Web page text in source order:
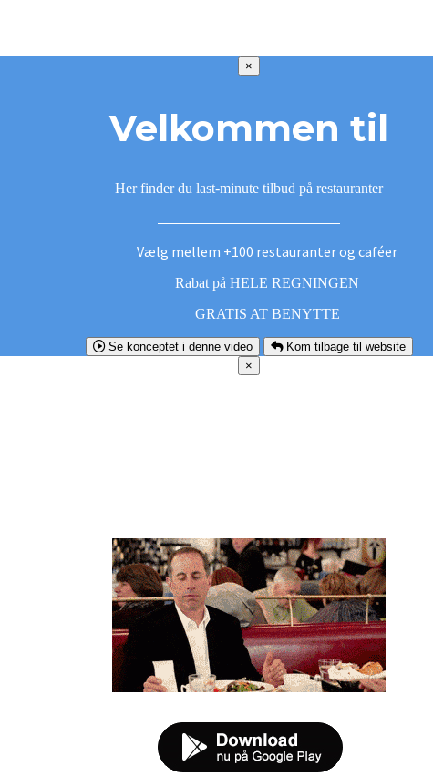
×
Velkommen til
Her finder du last-minute tilbud på restauranter
Vælg mellem +100 restauranter og caféer
Rabat på HELE REGNINGEN
GRATIS AT BENYTTE
Se konceptet i denne video
Kom tilbage til website
×